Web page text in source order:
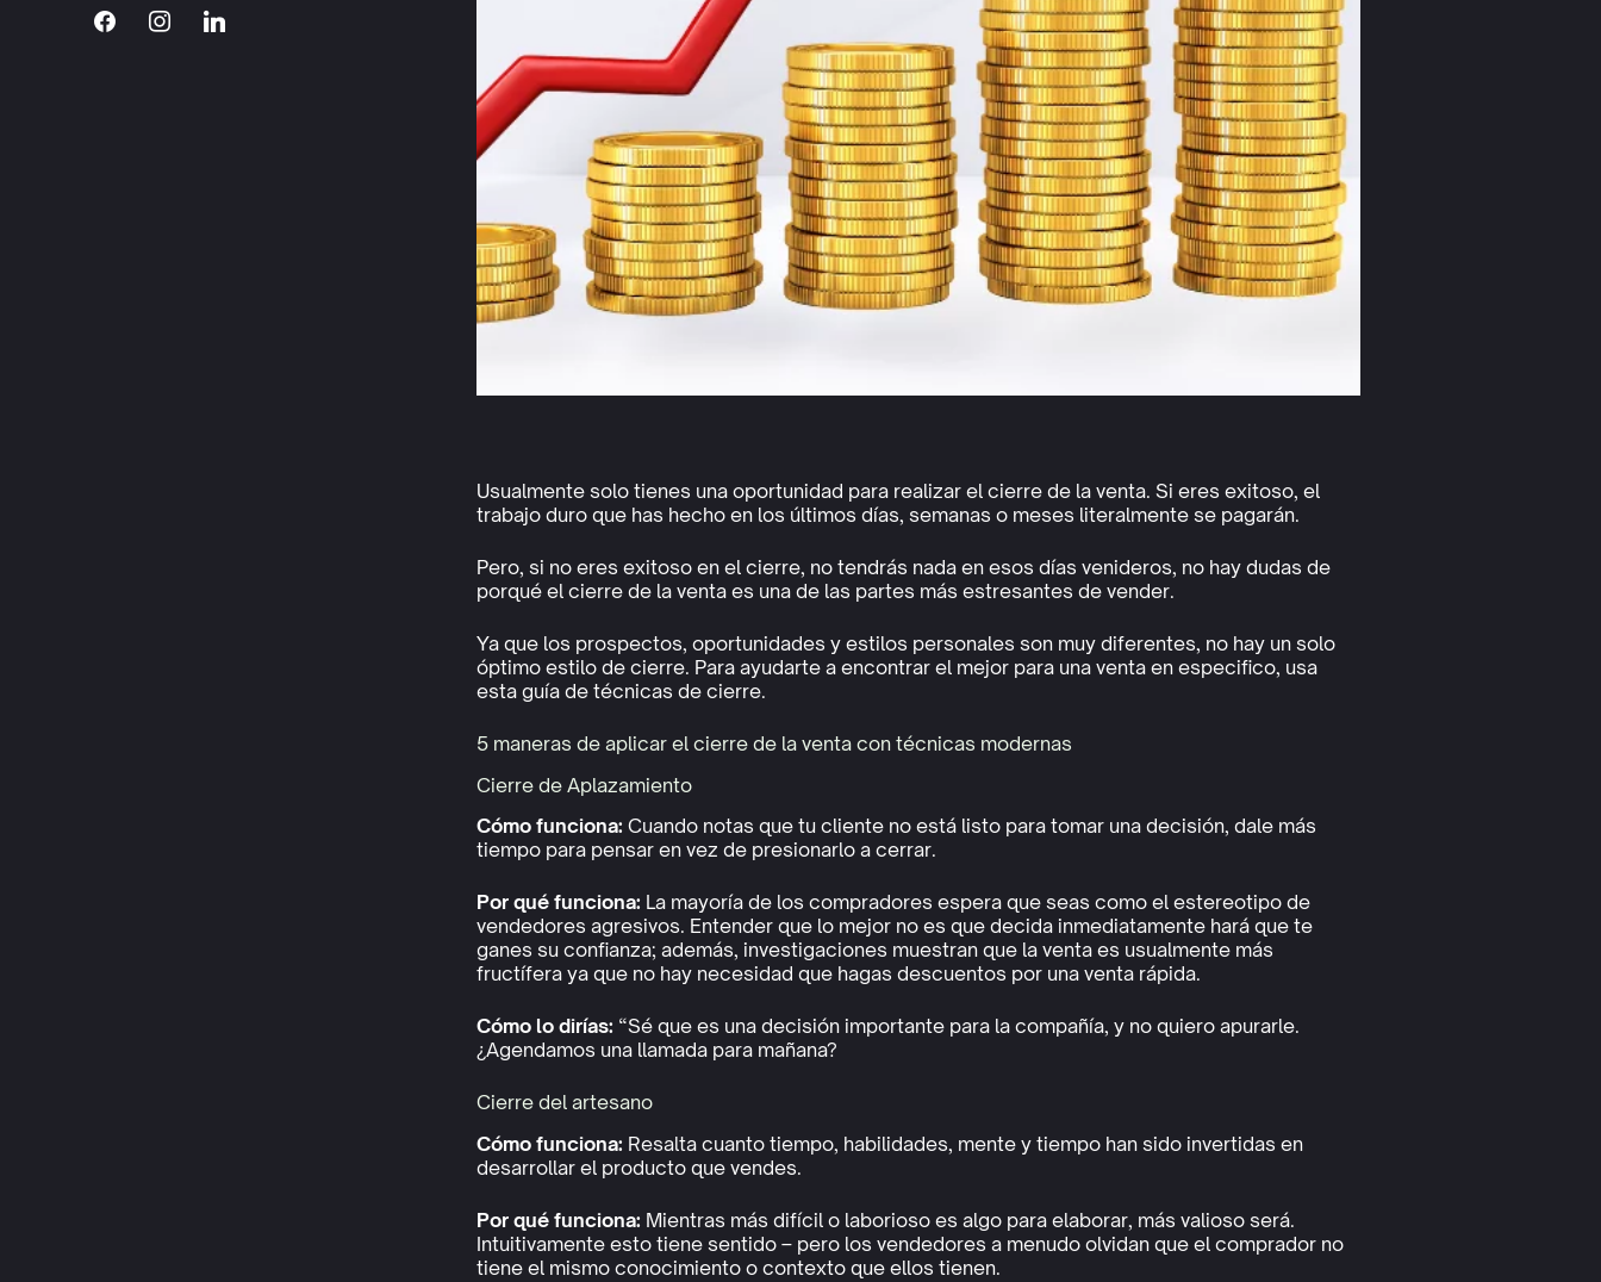
Usualmente solo tienes una oportunidad para realizar el cierre de la venta. Si eres exitoso, el
trabajo duro que has hecho en los últimos días, semanas o meses literalmente se pagarán.
Pero, si no eres exitoso en el cierre, no tendrás nada en esos días venideros, no hay dudas de
porqué el cierre de la venta es una de las partes más estresantes de vender.
Ya que los prospectos, oportunidades y estilos personales son muy diferentes, no hay un solo
óptimo estilo de cierre. Para ayudarte a encontrar el mejor para una venta en especifico, usa
esta guía de técnicas de cierre.
5 maneras de aplicar el cierre de la venta con técnicas modernas
Cierre de Aplazamiento
Cómo funciona: Cuando notas que tu cliente no está listo para tomar una decisión, dale más
tiempo para pensar en vez de presionarlo a cerrar.
Por qué funciona: La mayoría de los compradores espera que seas como el estereotipo de
vendedores agresivos. Entender que lo mejor no es que decida inmediatamente hará que te
ganes su confianza; además, investigaciones muestran que la venta es usualmente más
fructífera ya que no hay necesidad que hagas descuentos por una venta rápida.
Cómo lo dirías: “Sé que es una decisión importante para la compañía, y no quiero apurarle.
¿Agendamos una llamada para mañana?
Cierre del artesano
Cómo funciona: Resalta cuanto tiempo, habilidades, mente y tiempo han sido invertidas en
desarrollar el producto que vendes.
Por qué funciona: Mientras más difícil o laborioso es algo para elaborar, más valioso será.
Intuitivamente esto tiene sentido – pero los vendedores a menudo olvidan que el comprador no
tiene el mismo conocimiento o contexto que ellos tienen.